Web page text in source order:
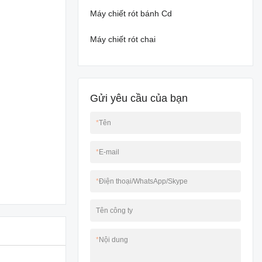
Máy chiết rót bánh Cd
Máy chiết rót chai
Gửi yêu cầu của bạn
*Tên
*E-mail
*Điện thoại/WhatsApp/Skype
Tên công ty
*Nội dung